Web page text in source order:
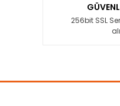
Ürün bilgilerinde
Ürün fiyatı diğer
256bit SSL